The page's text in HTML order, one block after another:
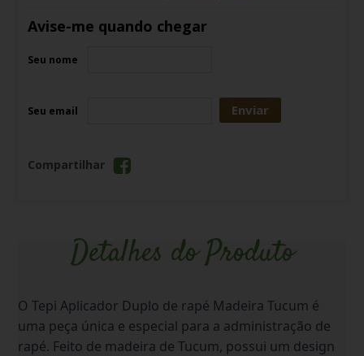
Avise-me quando chegar
Seu nome
Seu email Enviar
Compartilhar
Detalhes do Produto
O Tepi Aplicador Duplo de rapé Madeira Tucum é
uma peça única e especial para a administração de
rapé. Feito de madeira de Tucum, possui um design